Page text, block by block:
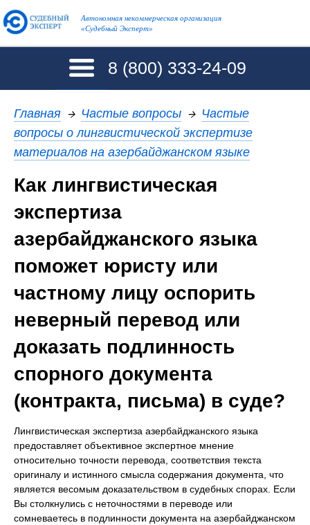
Автономная некоммерческая организация
«Судебный Эксперт»
8 (800) 333-24-09
Главная → Частые вопросы → Частые
вопросы о лингвистической экспертизе
материалов на азербайджанском языке
Как лингвистическая
экспертиза
азербайджанского языка
поможет юристу или
частному лицу оспорить
неверный перевод или
доказать подлинность
спорного документа
(контракта, письма) в суде?
Лингвистическая экспертиза азербайджанского языка
предоставляет объективное экспертное мнение
относительно точности перевода, соответствия текста
оригиналу и истинного смысла содержания документа, что
является весомым доказательством в судебных спорах. Если
Вы столкнулись с неточностями в переводе или
сомневаетесь в подлинности документа на азербайджанском